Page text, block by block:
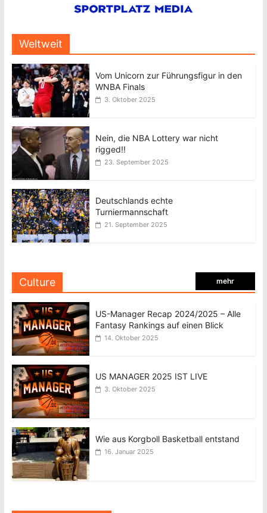
Weltweit
Vom Unicorn zur Führungsfigur in den
WNBA Finals
3. Oktober 2025
Nein, die NBA Lottery war nicht
rigged!!
23. September 2025
Deutschlands echte
Turniermannschaft
21. September 2025
Culture mehr
US-Manager Recap 2024/2025 – Alle
Fantasy Rankings auf einen Blick
14. Oktober 2025
US MANAGER 2025 IST LIVE
3. Oktober 2025
Wie aus Korgboll Basketball entstand
16. Januar 2025